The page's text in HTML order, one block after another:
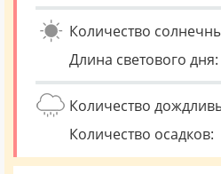
Количество
Длина светового дня:
Количество
Количество осадков: